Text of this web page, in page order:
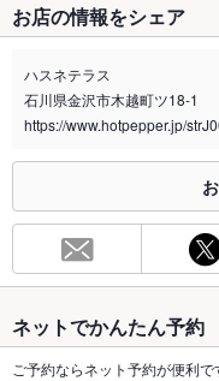
禁煙・喫煙 全席禁煙
喫煙専用室
※2020年4月1日～受動喫煙対策に関
総席数 76席
最大宴会収
76人
個室 なし ：ござい
お店の情報をシェア
ハスネテラス
石川県金沢市木越町ツ18-1
https://www.hotpepper.jp/
ネットでかんたん予約
ご予約ならネット予約が便利で